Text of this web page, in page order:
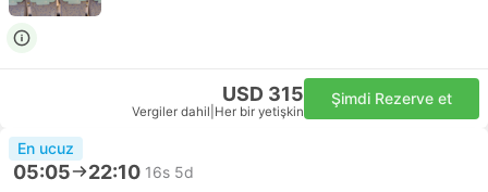
USD 315
Vergiler dahil Her bir yetişkin
Şimdi Rezerve et
En ucuz
05:05 22:10 16s 5d